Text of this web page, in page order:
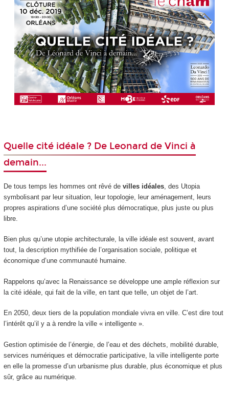
Quelle cité idéale ? De Leonard de Vinci à
demain...
De tous temps les hommes ont rêvé de villes idéales, des Utopia
symbolisant par leur situation, leur topologie, leur aménagement, leurs
propres aspirations d’une société plus démocratique, plus juste ou plus
libre.
Bien plus qu’une utopie architecturale, la ville idéale est souvent, avant
tout, la description mythifiée de l’organisation sociale, politique et
économique d’une communauté humaine.
Rappelons qu’avec la Renaissance se développe une ample réflexion sur
la cité idéale, qui fait de la ville, en tant que telle, un objet de l’art.
En 2050, deux tiers de la population mondiale vivra en ville. C’est dire tout
l’intérêt qu’il y a à rendre la ville « intelligente ».
Gestion optimisée de l’énergie, de l’eau et des déchets, mobilité durable,
services numériques et démocratie participative, la ville intelligente porte
en elle la promesse d’un urbanisme plus durable, plus économique et plus
sûr, grâce au numérique.